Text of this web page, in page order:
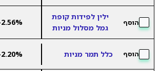
הוסף
ילין לפידות קופת
גמל מסלול מניות
הוסף כלל תמר מניות